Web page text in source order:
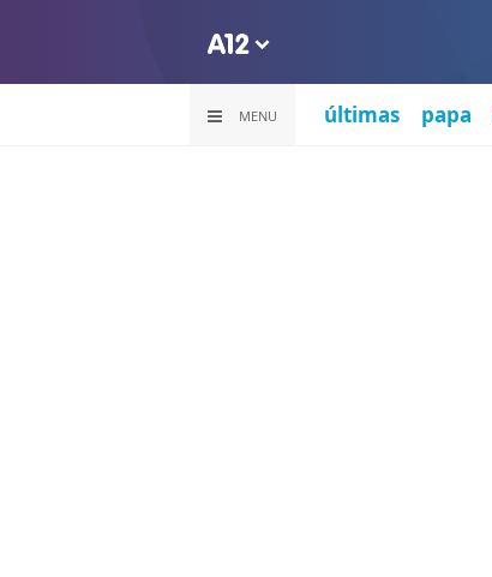
MENU últimas papa